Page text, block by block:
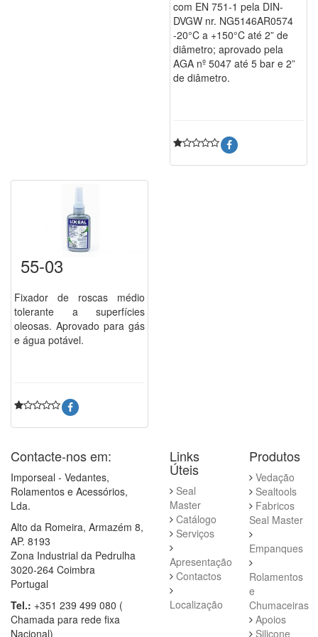
com EN 751-1 pela DIN-
DVGW nr. NG5146AR0574
-20°C a +150°C até 2” de
diâmetro; aprovado pela
AGA nº 5047 até 5 bar e 2”
de diâmetro.
55-03
Fixador de roscas médio
tolerante a superfícies
oleosas. Aprovado para gás
e água potável.
Contacte-nos em:
Imporseal - Vedantes,
Rolamentos e Acessórios,
Lda.
Alto da Romeira, Armazém 8,
AP. 8193
Zona Industrial da Pedrulha
3020-264 Coimbra
Portugal
Tel.: +351 239 499 080 (
Chamada para rede fixa
Nacional)
Links
Úteis
Seal
Master
Catálogo
Serviços
Apresentação
Contactos
Localização
Produtos
Vedação
Sealtools
Fabricos
Seal Master
Empanques
Rolamentos
e
Chumaceiras
Apoios
Silicone